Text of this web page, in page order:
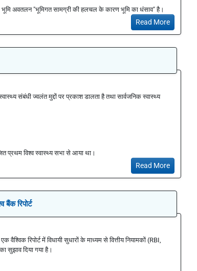
भूमि अवतलन "भूमिगत सामग्री की हलचल के कारण भूमि का धंसाव" है।
Read More
संबंधी ज्वलंत मुद्दों पर प्रकाश डालता है तथा सार्वजनिक स्वास्थ्य
प्रथम विश्व स्वास्थ्य सभा से आया था।
Read More
बैंक रिपोर्ट
रिपोर्ट में विधायी सुधारों के माध्यम से वित्तीय नियामकों (RBI,
सुझाव दिया गया है।